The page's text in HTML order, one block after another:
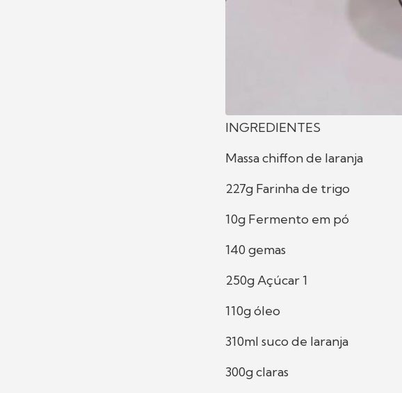
INGREDIENTES
Massa chiffon de laranja
227g Farinha de trigo
10g Fermento em pó
140 gemas
250g Açúcar 1
110g óleo
310ml suco de laranja
300g claras